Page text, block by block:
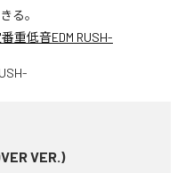
る。
重低音EDM RUSH-
VER.)